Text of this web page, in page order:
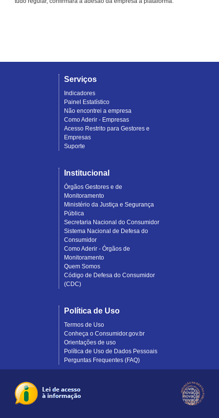
Serviços
Indicadores
Painel Estatístico
Não encontrei a empresa
Como Aderir - Empresas
Acesso Restrito para Gestores e
Empresas
Suporte
Institucional
Órgãos Gestores e de
Monitoramento
Ministério da Justiça e Segurança
Pública
Secretaria Nacional do Consumidor
Sistema Nacional de Defesa do
Consumidor
Como Aderir - Órgãos de
Monitoramento
Quem Somos
Código de Defesa do Consumidor
(CDC)
Política de Uso
Termos de Uso
Conheça o Consumidor.gov.br
Orientações de uso
Política de Uso de Dados Pessoais
Perguntas Frequentes (FAQ)